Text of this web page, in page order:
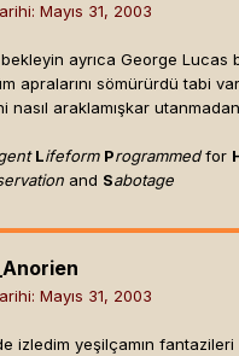
Mayıs 31, 2003
ayrıca George Lucas
apralarını sömürürdü tabi
nasıl araklamışkar
Lifeform Programmedfor
and Sabotage
Mayıs 31, 2003
izledim yeşilçamın